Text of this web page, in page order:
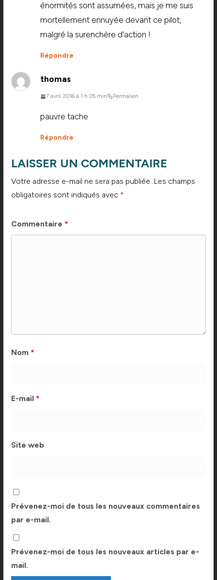
énormités sont assumées, mais je me suis
mortellement ennuyée devant ce pilot,
malgré la surenchère d’action !
Répondre
thomas
7 avril 2016 à 1 h 05 min Permalien
pauvre tache
Répondre
LAISSER UN COMMENTAIRE
Votre adresse e-mail ne sera pas publiée. Les champs
obligatoires sont indiqués avec *
Commentaire *
Nom *
E-mail *
Site web
Prévenez-moi de tous les nouveaux commentaires
par e-mail.
Prévenez-moi de tous les nouveaux articles par e-
mail.